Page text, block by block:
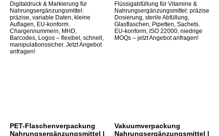
Digitaldruck & Markierung für
Nahrungsergänzungsmittel:
präzise, variable Daten, kleine
Auflagen, EU-konform.
Chargennummern, MHD,
Barcodes, Logos – flexibel, schnell,
manipulationssicher. Jetzt Angebot
anfragen!
Flüssigabfüllung für Vitamine &
Nahrungsergänzungsmittel: präzise
Dosierung, sterile Abfüllung,
Glasflaschen, Pipetten, Sachets.
EU-konform, ISO 22000, niedrige
MOQs – jetzt Angebot anfragen!
PET-Flaschenverpackung
Nahrungsergänzungsmittel |
Vakuumverpackung
Nahrungsergänzungsmittel |